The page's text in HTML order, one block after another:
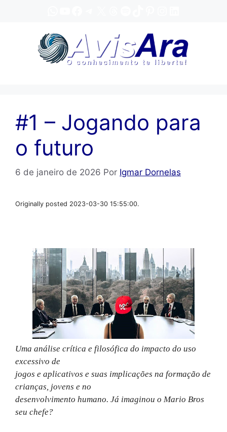
#1 – Jogando para
o futuro
6 de janeiro de 2026 Por Igmar Dornelas
Originally posted 2023-03-30 15:55:00.
Uma análise crítica e filosófica do impacto do uso
excessivo de
jogos e aplicativos e suas implicações na formação de
crianças, jovens e no
desenvolvimento humano. Já imaginou o Mario Bros
seu chefe?